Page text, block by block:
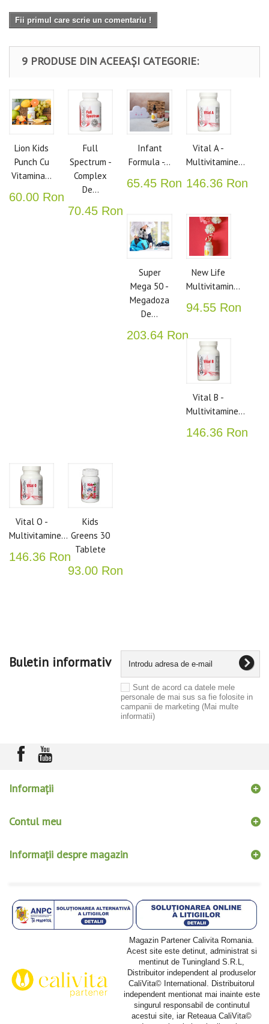
Fii primul care scrie un comentariu !
9 PRODUSE DIN ACEEAȘI CATEGORIE:
Lion Kids
Punch Cu
Vitamina...
60.00 Ron
Full
Spectrum -
Complex
De...
70.45 Ron
Infant
Formula -...
65.45 Ron
Vital A -
Multivitamine...
146.36 Ron
Super
Mega 50 -
Megadoza
De...
203.64 Ron
New Life
Multivitamin...
94.55 Ron
Vital B -
Multivitamine...
146.36 Ron
Vital O -
Multivitamine...
146.36 Ron
Kids
Greens 30
Tablete
93.00 Ron
Buletin informativ
Sunt de acord ca datele mele
personale de mai sus sa fie folosite in
campanii de marketing (Mai multe
informatii)
Informaţii
Contul meu
Informații despre magazin
Magazin Partener Calivita Romania.
Acest site este detinut, administrat si
mentinut de Tuningland S.R.L,
Distribuitor independent al produselor
CaliVita© International. Distribuitorul
independent mentionat mai inainte este
singurul responsabil de continutul
acestui site, iar Reteaua CaliVita©